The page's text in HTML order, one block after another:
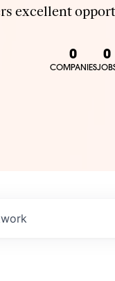
excellent
0
COMPANIES
0